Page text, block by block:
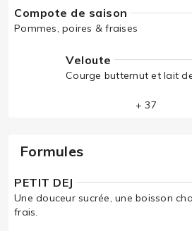
Compote de saison
Pommes, poires & fraises
Veloute
Courge butternut et lait
+ 37
Formules
PETIT DEJ
Une douceur sucrée, une boisson
frais.